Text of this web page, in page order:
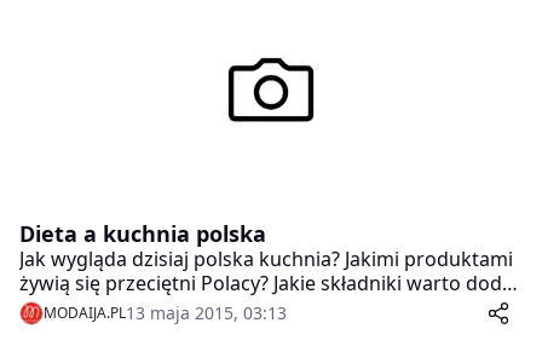
Dieta a kuchnia polska
Jak wygląda dzisiaj polska kuchnia? Jakimi produktami
żywią się przeciętni Polacy? Jakie składniki warto dodać
do naszej diety, aby pozbyć się zbędnych kilogramów i
poprawić swoje samopoczucie? Odpowiedzi na te i
MODAIJA.PL13 maja 2015, 03:13